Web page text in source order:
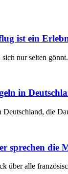
ist ein
nur selten
in
die
sprechen die
über alle